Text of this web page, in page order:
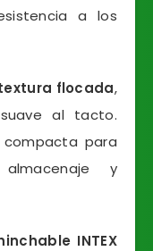
a los
flocada,
al tacto.
para
y
INTEX